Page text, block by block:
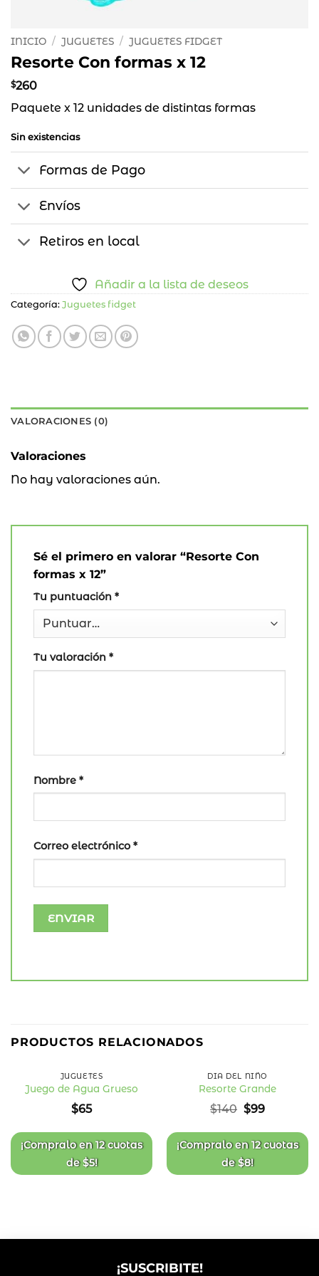
INICIO / JUGUETES / JUGUETES FIDGET
Resorte Con formas x 12
$260
Paquete x 12 unidades de distintas formas
Sin existencias
Formas de Pago
Envíos
Retiros en local
Añadir a la lista de deseos
Categoría: Juguetes fidget
VALORACIONES (0)
Valoraciones
No hay valoraciones aún.
Sé el primero en valorar “Resorte Con
formas x 12”
Tu puntuación *
Tu valoración *
Nombre *
Correo electrónico *
PRODUCTOS RELACIONADOS
de
deseos
JUGUETES
Juego de Agua Grueso
$65
¡Compralo en12 cuotas
de$5!
de
deseos
DÍA DEL NIÑO
Resorte Grande
$140 El
original
era:
$140.
$99El
actual
es:
¡Compralo en12 cuotas
de$8!
¡SUSCRIBITE!